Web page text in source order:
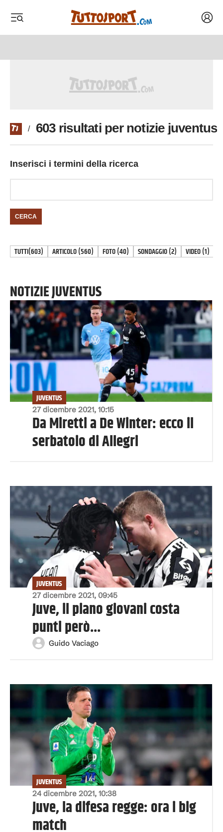
/ 603 risultati per notizie juventus
Inserisci i termini della ricerca
CERCA
TUTTI(603) ARTICOLO(560) FOTO(40) SONDAGGIO(2) VIDEO(1)
NOTIZIE JUVENTUS
27 dicembre 2021, 10:15
JUVENTUS
Da Miretti a De Winter: ecco il
serbatoio di Allegri
27 dicembre 2021, 09:45
JUVENTUS
Juve, il piano giovani costa
punti però...
Guido Vaciago
24 dicembre 2021, 10:38
JUVENTUS
Juve, la difesa regge: ora i big
match